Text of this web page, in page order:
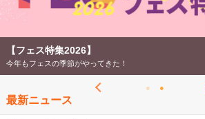
【フェス特集2026】
今年もフェスの季節がやってきた！
最新ニュース